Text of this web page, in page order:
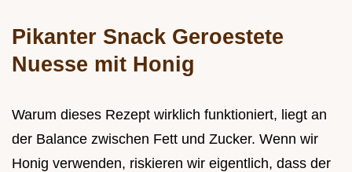
Pikanter Snack Geroestete
Nuesse mit Honig
Warum dieses Rezept wirklich funktioniert, liegt an
der Balance zwischen Fett und Zucker. Wenn wir
Honig verwenden, riskieren wir eigentlich, dass der